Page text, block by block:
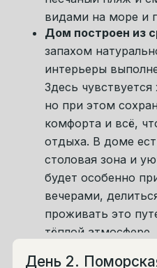
Утро начнём с
гостевом доме на
особенно приятно
в тишине, с
целый день редких
пейзажей и красивых
выстраиваем этот
соединились Север
история и Север как
хочется погружаться
деревню Тоня